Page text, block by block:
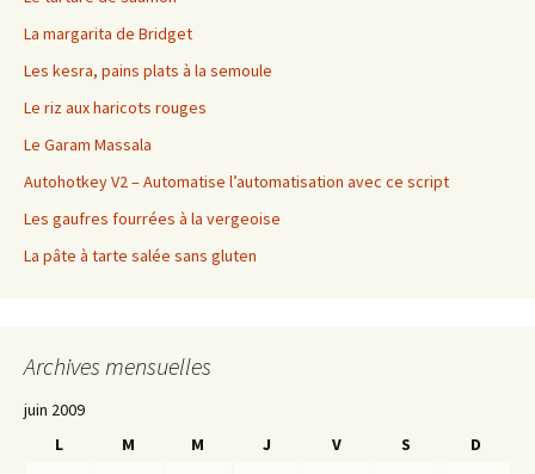
La margarita de Bridget
Les kesra, pains plats à la semoule
Le riz aux haricots rouges
Le Garam Massala
Autohotkey V2 – Automatise l’automatisation avec ce script
Les gaufres fourrées à la vergeoise
La pâte à tarte salée sans gluten
Archives mensuelles
juin 2009
L
M M J V S
D